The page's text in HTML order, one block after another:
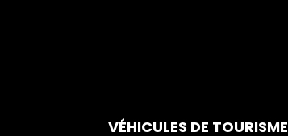
VÉHICULES DE TOURISME